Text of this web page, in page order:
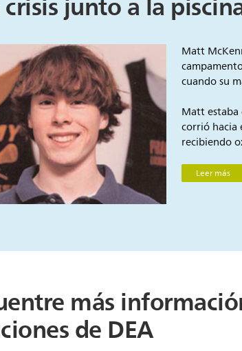
Matt
cuando su
Matt estaba
corrió hacia
recibiendo
Leer más
más
de DEA